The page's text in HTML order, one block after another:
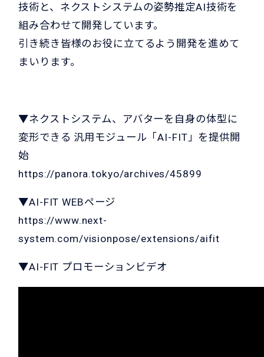
技術と、ネクストシステムの姿勢推定AI技術を
組み合わせて開発しています。
引き続き皆様のお役に立てるよう開発を進めて
まいります。
▼ネクストシステム、アバターを自身の体型に
変形できる 汎用モジュール「AI-FIT」を提供開
始
https://panora.tokyo/archives/45899
▼AI-FIT WEBページ
https://www.next-
system.com/visionpose/extensions/aifit
▼AI-FIT プロモーションビデオ